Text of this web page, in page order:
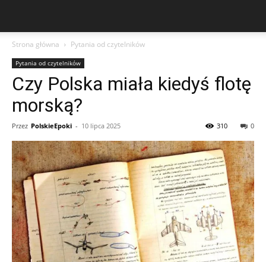
Strona główna Pytania od czytelników
Pytania od czytelników
Czy Polska miała kiedyś flotę
morską?
Przez PolskieEpoki - 10 lipca 2025 0
310